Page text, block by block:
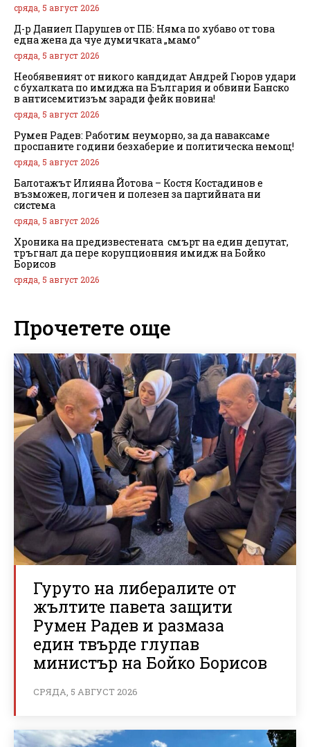
сряда, 5 август 2026
Д-р Даниел Парушев от ПБ: Няма по хубаво от това
една жена да чуе думичката „мамо“
сряда, 5 август 2026
Необявеният от никого кандидат Андрей Гюров удари
с бухалката по имиджа на България и обвини Банско
в антисемитизъм заради фейк новина!
сряда, 5 август 2026
Румен Радев: Работим неуморно, за да наваксаме
проспаните години безхаберие и политическа немощ!
сряда, 5 август 2026
Балотажът Илияна Йотова – Костя Костадинов е
възможен, логичен и полезен за партийната ни
система
сряда, 5 август 2026
Хроника на предизвестената смърт на един депутат,
тръгнал да пере корупционния имидж на Бойко
Борисов
сряда, 5 август 2026
Прочетете още
Гуруто на либералите от
жълтите павета защити
Румен Радев и размаза
един твърде глупав
министър на Бойко Борисов
СРЯДА, 5 АВГУСТ 2026